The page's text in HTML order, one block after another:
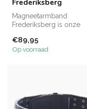
Frederiksberg
Magneetarmband
Frederiksberg is onze
en met recht een kra...
€89,95
Op voorraad